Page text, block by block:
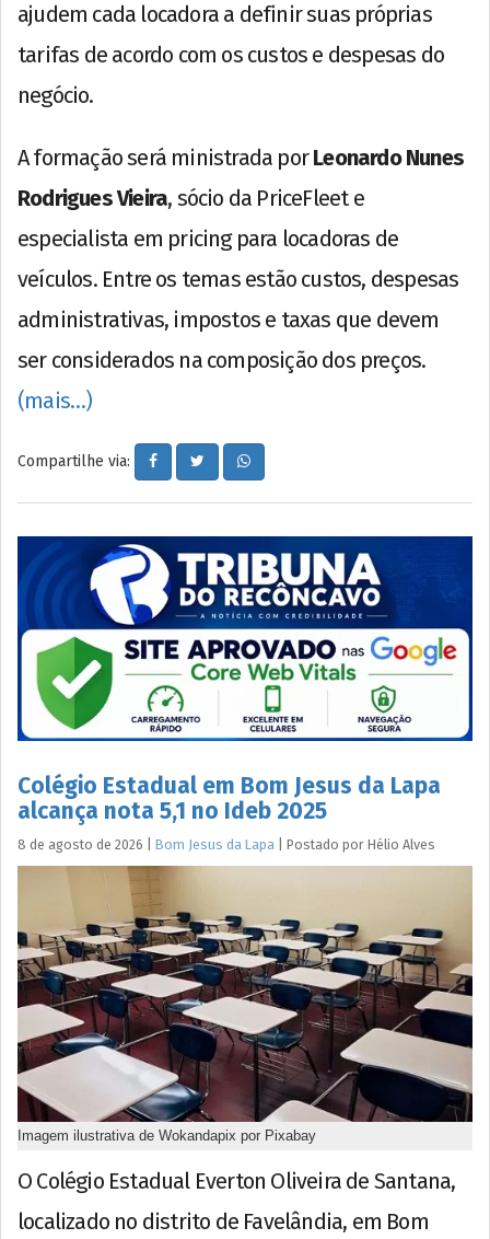
ajudem cada locadora a definir suas próprias
tarifas de acordo com os custos e despesas do
negócio.
A formação será ministrada porLeonardo Nunes
Rodrigues Vieira, sócio da PriceFleet e
especialista em pricing para locadoras de
veículos. Entre os temas estão custos, despesas
administrativas, impostos e taxas que devem
ser considerados na composição dos preços.
(mais…)
Compartilhe via:
Colégio Estadual em Bom Jesus da Lapa
alcança nota 5,1 no Ideb 2025
8 de agosto de 2026 Bom Jesus da Lapa Postado por Hélio Alves
Imagem ilustrativa de Wokandapix por Pixabay
O Colégio Estadual Everton Oliveira de Santana,
localizado no distrito de Favelândia, em Bom